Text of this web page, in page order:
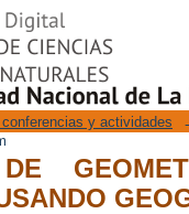
DE
y actividades
DE